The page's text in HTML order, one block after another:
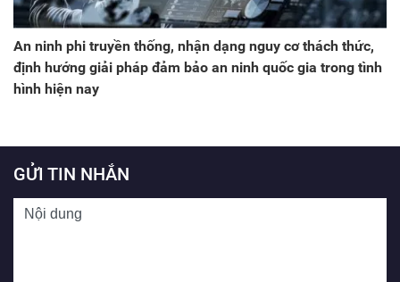
An ninh phi truyền thống, nhận dạng nguy cơ thách thức,
định hướng giải pháp đảm bảo an ninh quốc gia trong tình
hình hiện nay
GỬI TIN NHẮN